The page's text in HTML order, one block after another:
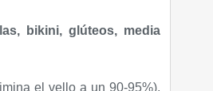
bikini, glúteos, media
el vello a un 90-95%),